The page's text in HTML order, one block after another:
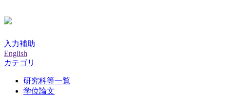
入力補助
English
カテゴリ
研究科等一覧
学位論文